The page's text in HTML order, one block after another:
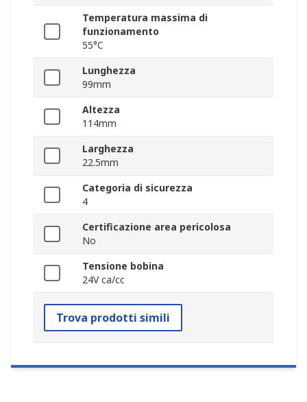
Temperatura massima di
funzionamento
55°C
Lunghezza
99mm
Altezza
114mm
Larghezza
22.5mm
Categoria di sicurezza
4
Certificazione area pericolosa
No
Tensione bobina
24V ca/cc
Trova prodotti simili